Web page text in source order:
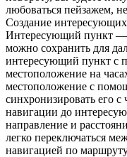
любоваться пейзажем,
Создание
​​Интересующий пункт —
можно сохранить для
интересующий пункт с
местоположение на
местоположение с
синхронизировать его
навигации до
направление и
легко переключаться
навигацией по